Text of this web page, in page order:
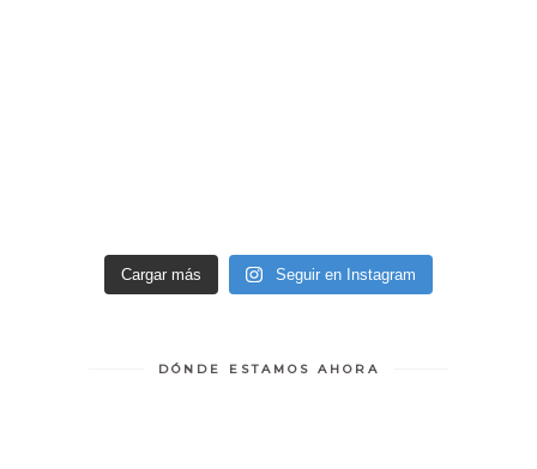
Cargar más Seguir en Instagram
DÓNDE ESTAMOS AHORA